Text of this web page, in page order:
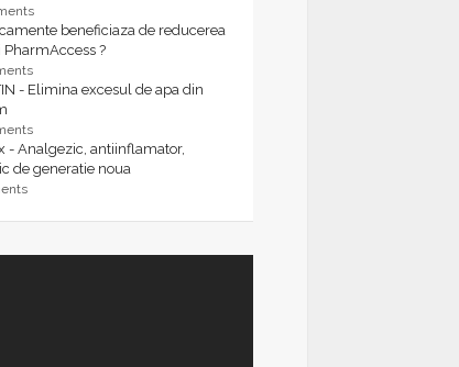
beneficiaza de reducerea
?
- Elimina excesul de apa din
- Analgezic, antiinflamator,
de generatie noua